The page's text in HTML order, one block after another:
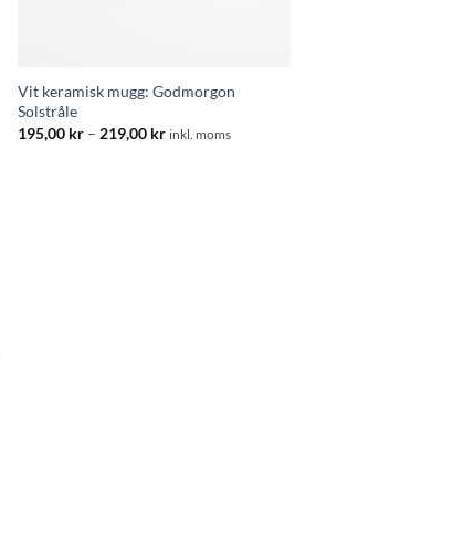
Vit keramisk mugg: Godmorgon
Solstråle
195,00 kr – 219,00 krPrisintervall:
inkl. moms